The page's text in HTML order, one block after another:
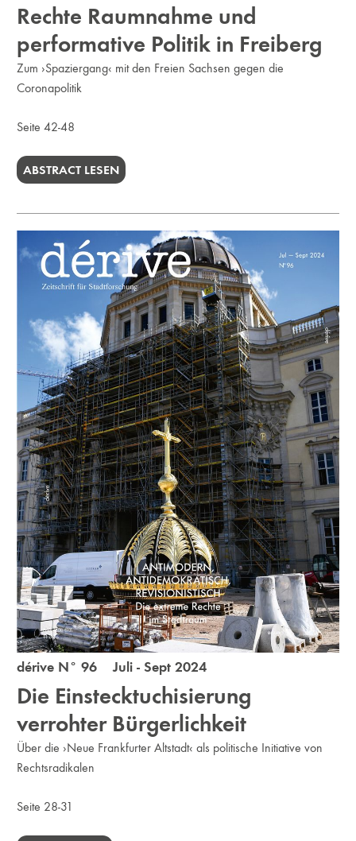
Rechte Raumnahme und
performative Politik in Freiberg
Zum ›Spaziergang‹ mit den Freien Sachsen gegen die
Coronapolitik
Seite 42-48
ABSTRACT LESEN
dérive N° 96 Juli - Sept 2024
Die Einstecktuchisierung
verrohter Bürgerlichkeit
Über die ›Neue Frankfurter Altstadt‹ als politische Initiative von
Rechtsradikalen
Seite 28-31